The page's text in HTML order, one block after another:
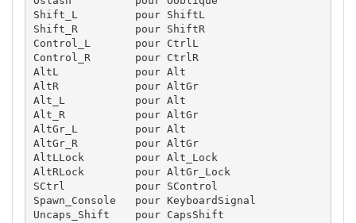
Shift_L         pour ShiftL
Shift_R         pour ShiftR
Control_L       pour CtrlL
Control_R       pour CtrlR
AltL            pour Alt
AltR            pour AltGr
Alt_L           pour Alt
Alt_R           pour AltGr
AltGr_L         pour Alt
AltGr_R         pour AltGr
AltLLock        pour Alt_Lock
AltRLock        pour AltGr_Lock
SCtrl           pour SControl
Spawn_Console   pour KeyboardSignal
Uncaps_Shift    pour CapsShift